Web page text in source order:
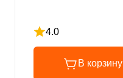
4.0
Рейтинг 4 из 5
В корзину